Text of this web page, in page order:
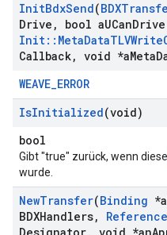
InitBdxSend(
Drive , bool aUCanDrive
Init:: MetaDataTLVWrite
Callback, void *aMeta
WEAVE_ERROR
IsInitialized(void)
bool
Gibt "true" zurück, wenn
wurde.
NewTransfer(Binding *a
BDXHandlers,